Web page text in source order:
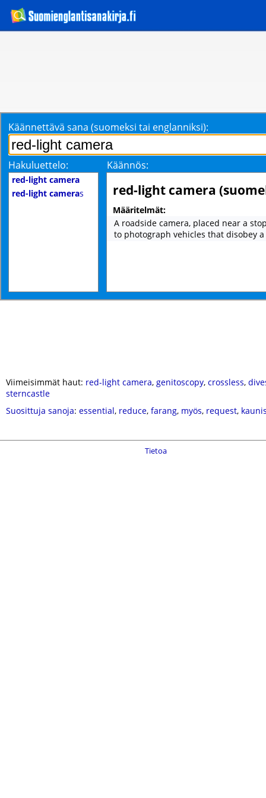
Käännettävä sana (suomeksi tai englanniksi):
Hakuluettelo: Käännös:
red-light camera
red-light cameras red-light camera
Määritelmät:
A roadside camera, placed near a
to photograph vehicles that disobey
Viimeisimmät haut: red-light camera, genitoscopy, crossless,
sterncastle
Suosittuja sanoja: essential, reduce, farang, myös, request,
Tietoa